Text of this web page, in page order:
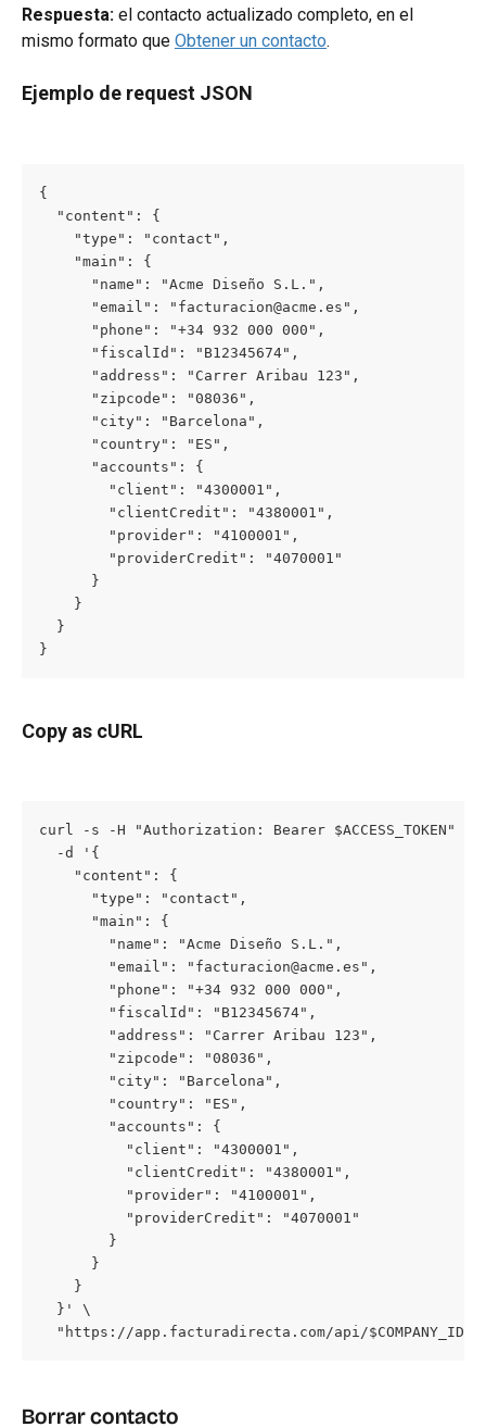
Respuesta: el contacto actualizado completo, en el
mismo formato que Obtener un contacto.
Ejemplo de request JSON
{
  "content": {
    "type": "contact",
    "main": {
      "name": "Acme Diseño S.L.",
      "email": "facturacion@acme.es",
      "phone": "+34 932 000 000",
      "fiscalId": "B12345674",
      "address": "Carrer Aribau 123",
      "zipcode": "08036",
      "city": "Barcelona",
      "country": "ES",
      "accounts": {
        "client": "4300001",
        "clientCredit": "4380001",
        "provider": "4100001",
        "providerCredit": "4070001"
      }
    }
  }
}
Copy as cURL
curl -s -H "Authorization: Bearer
  -d '{
    "content": {
      "type": "contact",
      "main": {
        "name": "Acme Diseño S.L.",
        "email": "facturacion@acme.es",
        "phone": "+34 932 000 000",
        "fiscalId": "B12345674",
        "address": "Carrer Aribau 123",
        "zipcode": "08036",
        "city": "Barcelona",
        "country": "ES",
        "accounts": {
          "client": "4300001",
          "clientCredit": "4380001",
          "provider": "4100001",
          "providerCredit": "4070001"
        }
      }
    }
  }' \
"https://app.facturadirecta.com/api/$COMPANY_ID/
Borrar contacto